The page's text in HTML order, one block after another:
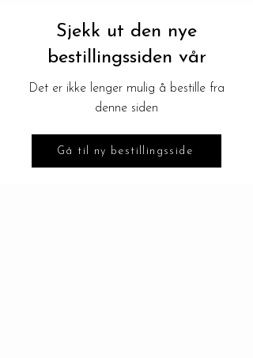
Sjekk ut den nye
bestillingssiden vår
Det er ikke lenger mulig å bestille fra
denne siden
Gå til ny bestillingsside